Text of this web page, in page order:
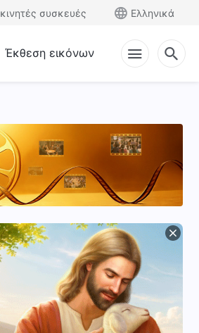
συσκευές Ελληνικά
Έκθεση εικόνων
του Θεού